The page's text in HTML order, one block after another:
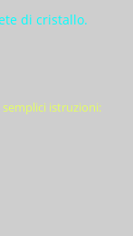
di cristallo.
istruzioni: